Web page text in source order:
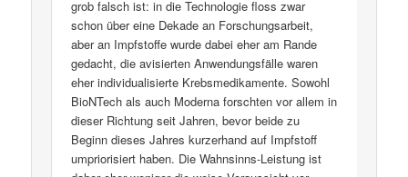
grob falsch ist: in die Technologie floss zwar
schon über eine Dekade an Forschungsarbeit,
aber an Impfstoffe wurde dabei eher am Rande
gedacht, die avisierten Anwendungsfälle waren
eher individualisierte Krebsmedikamente. Sowohl
BioNTech als auch Moderna forschten vor allem in
dieser Richtung seit Jahren, bevor beide zu
Beginn dieses Jahres kurzerhand auf Impfstoff
umpriorisiert haben. Die Wahnsinns-Leistung ist